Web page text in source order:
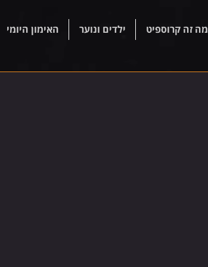
מה זה קרוספיט ילדים ונוער האימון היומי